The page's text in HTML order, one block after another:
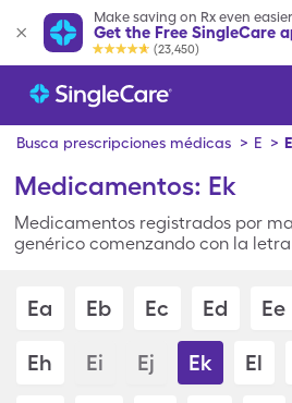
Make saving on Rx even easier
Get the Free SingleCare
(23,450)
Busca prescripciones médicas > E >
Medicamentos: Ek
Medicamentos registrados por
genérico comenzando con la letra
Ea Eb Ec Ed Ee
Eh Ei Ej Ek El